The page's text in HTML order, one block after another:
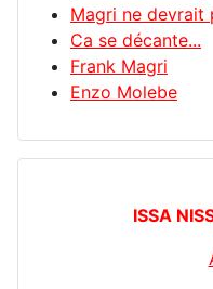
Magri ne devrait
Ca se décante...
Frank Magri
Enzo Molebe
ISSA